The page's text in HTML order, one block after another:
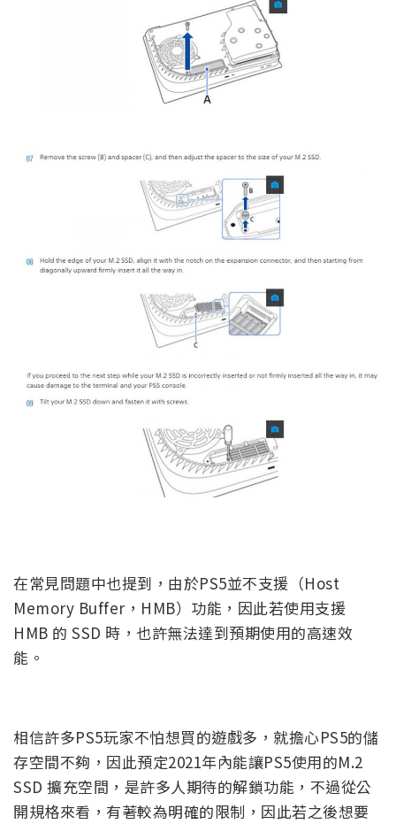
在常見問題中也提到，由於PS5並不支援（Host
Memory Buffer，HMB）功能，因此若使用支援
HMB 的 SSD 時，也許無法達到預期使用的高速效
能。
相信許多PS5玩家不怕想買的遊戲多，就擔心PS5的儲
存空間不夠，因此預定2021年內能讓PS5使用的M.2
SSD 擴充空間，是許多人期待的解鎖功能，不過從公
開規格來看，有著較為明確的限制，因此若之後想要